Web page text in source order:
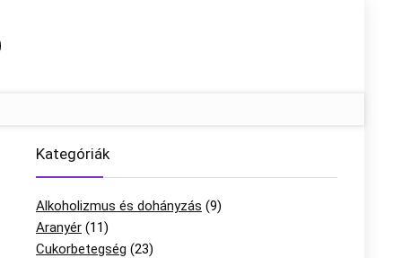
Kategóriák
Alkoholizmus és dohányzás (9)
Aranyér (11)
Cukorbetegség (23)